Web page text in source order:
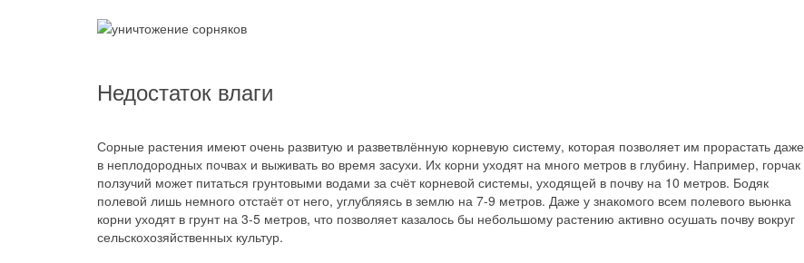
Недостаток влаги
Сорные растения имеют очень развитую и разветвлённую корневую систему, которая позволяет им прорастать даже
в неплодородных почвах и выживать во время засухи. Их корни уходят на много метров в глубину. Например, горчак
ползучий может питаться грунтовыми водами за счёт корневой системы, уходящей в почву на 10 метров. Бодяк
полевой лишь немного отстаёт от него, углубляясь в землю на 7-9 метров. Даже у знакомого всем полевого вьюнка
корни уходят в грунт на 3-5 метров, что позволяет казалось бы небольшому растению активно осушать почву вокруг
сельскохозяйственных культур.